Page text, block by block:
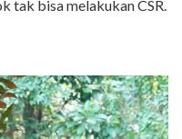
tak bisa melakukan CSR.